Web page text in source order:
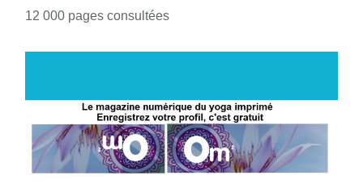
12 000 pages consultées